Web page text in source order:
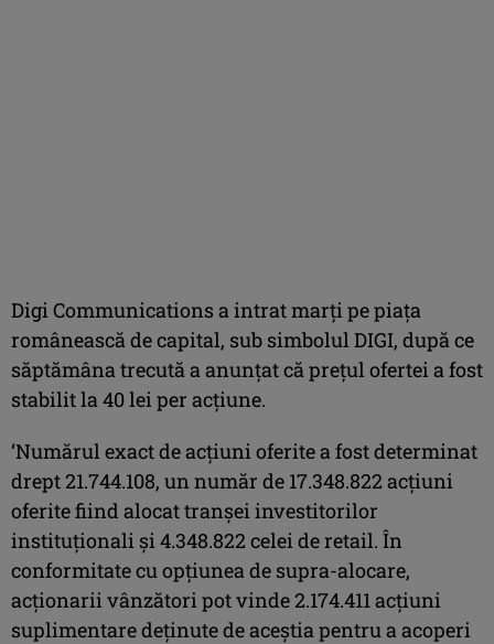
Digi Communications a intrat marţi pe piaţa
românească de capital, sub simbolul DIGI, după ce
săptămâna trecută a anunţat că preţul ofertei a fost
stabilit la 40 lei per acţiune.
‘Numărul exact de acţiuni oferite a fost determinat
drept 21.744.108, un număr de 17.348.822 acţiuni
oferite fiind alocat tranşei investitorilor
instituţionali şi 4.348.822 celei de retail. În
conformitate cu opţiunea de supra-alocare,
acţionarii vânzători pot vinde 2.174.411 acţiuni
suplimentare deţinute de aceştia pentru a acoperi